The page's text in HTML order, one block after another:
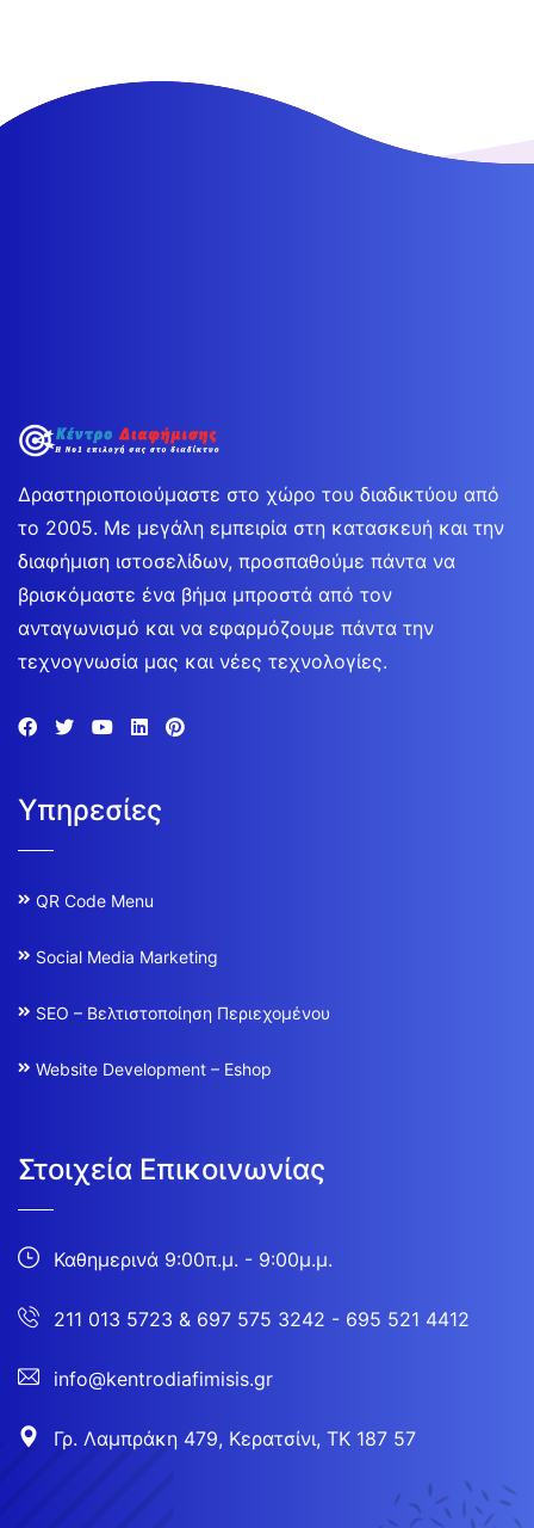
Δραστηριοποιούμαστε στο χώρο του διαδικτύου από
το 2005. Με μεγάλη εμπειρία στη κατασκευή και την
διαφήμιση ιστοσελίδων, προσπαθούμε πάντα να
βρισκόμαστε ένα βήμα μπροστά από τον
ανταγωνισμό και να εφαρμόζουμε πάντα την
τεχνογνωσία μας και νέες τεχνολογίες.
Υπηρεσίες
QR Code Menu
Social Media Marketing
SEO – Βελτιστοποίηση Περιεχομένου
Website Development – Eshop
Στοιχεία Επικοινωνίας
Καθημερινά 9:00π.μ. - 9:00μ.μ.
211 013 5723 & 697 575 3242 - 695 521 4412
info@kentrodiafimisis.gr
Γρ. Λαμπράκη 479, Κερατσίνι, ΤΚ 187 57